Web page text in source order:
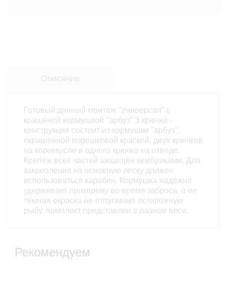
Описание
Готовый донный монтаж "Универсал" с
крашеной кормушкой "арбуз" 3 крючка -
конструкция состоит из кормушки "арбуз",
окрашенной порошковой краской, двух крючков
на коромысле и одного крючка на отводе.
Крепёж всех частей защищён кембриками. Для
закрепления на основную леску должен
использоваться карабин. Кормушка надёжно
удерживает прикормку во время заброса, а ее
темная окраска не отпугивает осторожную
рыбу. Комплект представлен в разном весе.
Рекомендуем